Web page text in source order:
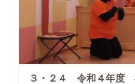
３・２４ 令和４年度